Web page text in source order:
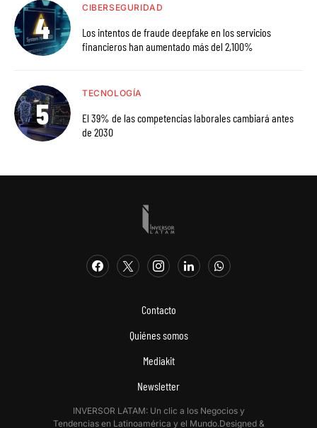
CIBERSEGURIDAD
Los intentos de fraude deepfake en los servicios
financieros han aumentado más del 2,100%
TECNOLOGÍA
El 39% de las competencias laborales cambiará antes
de 2030
Contacto
Quiénes somos
Mediakit
Newsletter
INVERSOR LATAM: Un clic a los Negocios y
Tendencias en Latinoamérica y el Mundo.Designed &